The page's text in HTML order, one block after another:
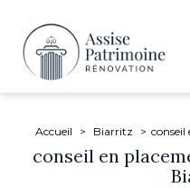
Accueil Biarritz
conseil en